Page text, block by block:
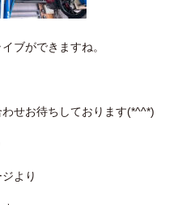
ブができますね。
せお待ちしております(*^^*)
より